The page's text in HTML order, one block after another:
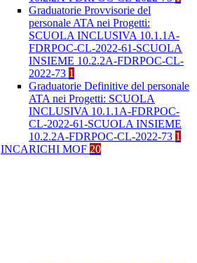
Graduatorie Provvisorie del
personale ATA nei Progetti:
SCUOLA INCLUSIVA 10.1.1A-
FDRPOC-CL-2022-61-SCUOLA
INSIEME 10.2.2A-FDRPOC-CL-
2022-73 1
Graduatorie Definitive del personale
ATA nei Progetti: SCUOLA
INCLUSIVA 10.1.1A-FDRPOC-
CL-2022-61-SCUOLA INSIEME
10.2.2A-FDRPOC-CL-2022-73 1
INCARICHI MOF 20